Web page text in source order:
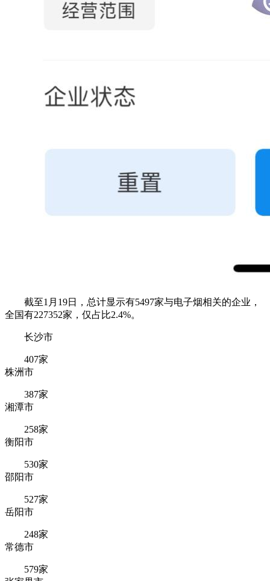
截至1月19日，总计显示有5497家与电子烟相关的企业，
全国有227352家，仅占比2.4%。
长沙市
407家
株洲市
387家
湘潭市
258家
衡阳市
530家
邵阳市
527家
岳阳市
248家
常德市
579家